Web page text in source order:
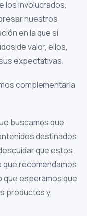
los involucrados,
nuestros
en la que si
de valor, ellos,
expectativas.
complementarla
buscamos que
destinados
que estos
que recomendamos
esperamos que
productos y